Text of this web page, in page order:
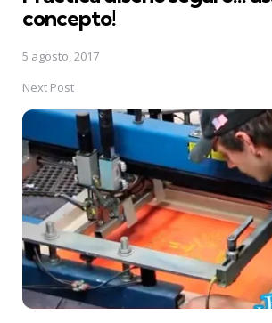
concepto!
5 agosto, 2017
Next Post